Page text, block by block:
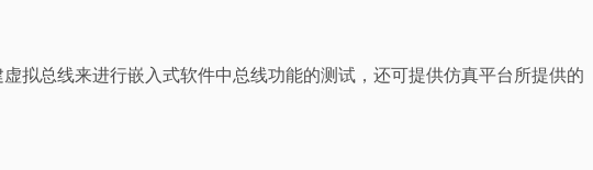
拟总线来进行嵌入式软件中总线功能的测试，还可提供仿真平台所提供的